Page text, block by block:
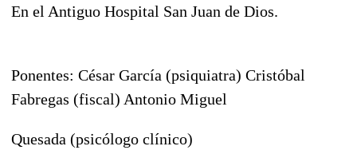
En el Antiguo Hospital San Juan de Dios.
Ponentes: César García (psiquiatra) Cristóbal
Fabregas (fiscal) Antonio Miguel
Quesada (psicólogo clínico)